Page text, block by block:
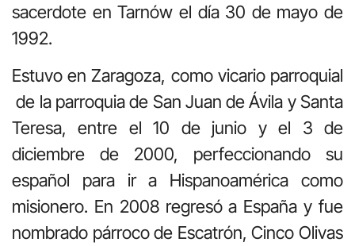
sacerdote en Tarnów el día 30 de mayo de
1992.
Estuvo en Zaragoza, como vicario parroquial
de la parroquia de San Juan de Ávila y Santa
Teresa, entre el 10 de junio y el 3 de
diciembre de 2000, perfeccionando su
español para ir a Hispanoamérica como
misionero. En 2008 regresó a España y fue
nombrado párroco de Escatrón, Cinco Olivas